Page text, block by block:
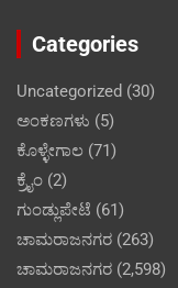
Categories
Uncategorized (30)
ಅಂಕಣಗಳು (5)
ಕೊಳ್ಳೇಗಾಲ (71)
ಕ್ರೈಂ (2)
ಗುಂಡ್ಲುಪೇಟೆ (61)
ಚಾಮರಾಜನಗರ (263)
ಚಾಮರಾಜನಗರ (2,598)